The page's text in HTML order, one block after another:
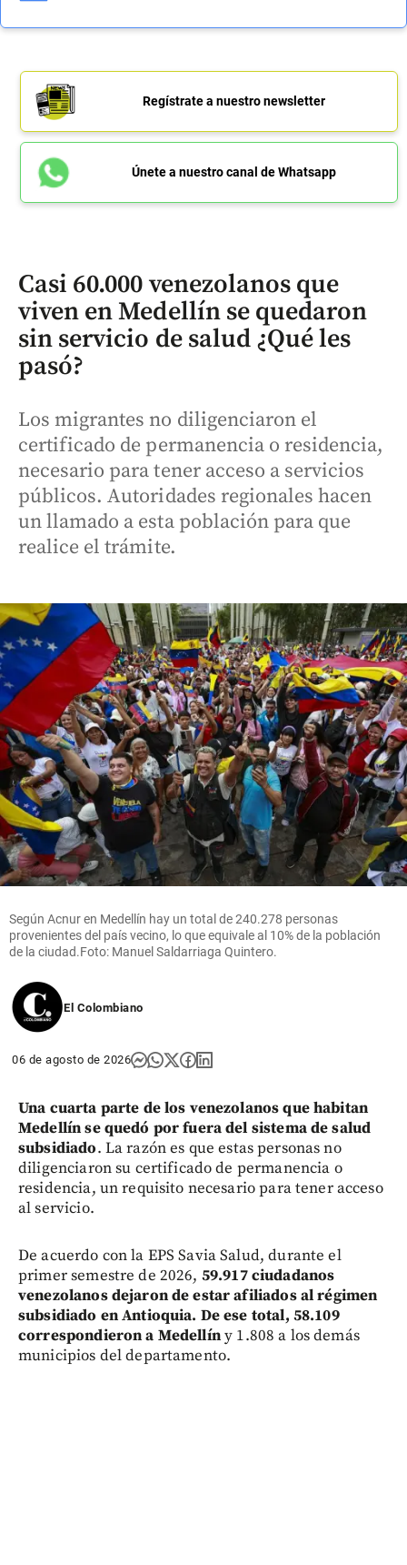
Regístrate a nuestro newsletter
Únete a nuestro canal de Whatsapp
Casi 60.000 venezolanos que
viven en Medellín se quedaron
sin servicio de salud ¿Qué les
pasó?
Los migrantes no diligenciaron el
certificado de permanencia o residencia,
necesario para tener acceso a servicios
públicos. Autoridades regionales hacen
un llamado a esta población para que
realice el trámite.
Según Acnur en Medellín hay un total de 240.278 personas
provenientes del país vecino, lo que equivale al 10% de la población
de la ciudad.Foto: Manuel Saldarriaga Quintero.
El Colombiano
06 de agosto de 2026
Una cuarta parte de los venezolanos que habitan
Medellín se quedó por fuera del sistema de salud
subsidiado. La razón es que estas personas no
diligenciaron su certificado de permanencia o
residencia, un requisito necesario para tener acceso
al servicio.
De acuerdo con la EPS Savia Salud, durante el
primer semestre de 2026, 59.917 ciudadanos
venezolanos dejaron de estar afiliados al régimen
subsidiado en Antioquia. De ese total, 58.109
correspondieron a Medellíny 1.808 a los demás
municipios del departamento.